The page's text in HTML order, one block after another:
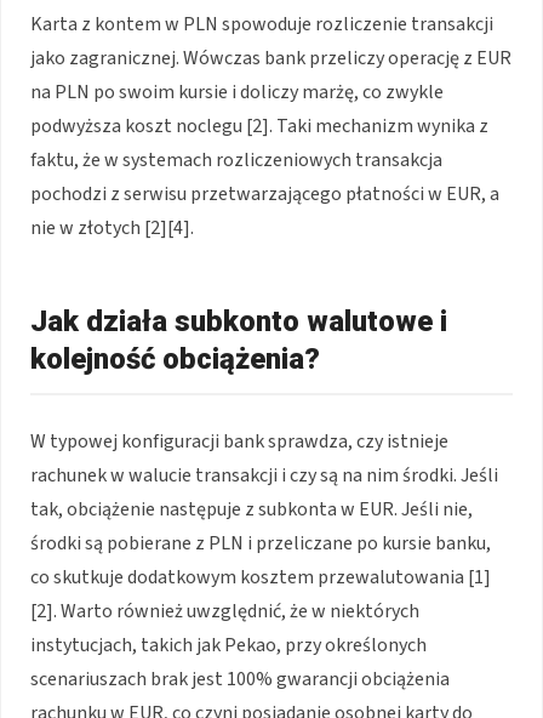
Karta z kontem w PLN spowoduje rozliczenie transakcji
jako zagranicznej. Wówczas bank przeliczy operację z EUR
na PLN po swoim kursie i doliczy marżę, co zwykle
podwyższa koszt noclegu [2]. Taki mechanizm wynika z
faktu, że w systemach rozliczeniowych transakcja
pochodzi z serwisu przetwarzającego płatności w EUR, a
nie w złotych [2][4].
Jak działa subkonto walutowe i
kolejność obciążenia?
W typowej konfiguracji bank sprawdza, czy istnieje
rachunek w walucie transakcji i czy są na nim środki. Jeśli
tak, obciążenie następuje z subkonta w EUR. Jeśli nie,
środki są pobierane z PLN i przeliczane po kursie banku,
co skutkuje dodatkowym kosztem przewalutowania [1]
[2]. Warto również uwzględnić, że w niektórych
instytucjach, takich jak Pekao, przy określonych
scenariuszach brak jest 100% gwarancji obciążenia
rachunku w EUR, co czyni posiadanie osobnej karty do